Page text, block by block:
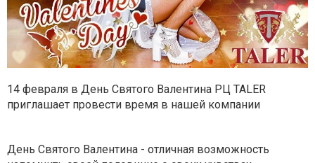
14 февраля в День Святого Валентина РЦ TALER
приглашает провести время в нашей компании
День Святого Валентина - отличная возможность